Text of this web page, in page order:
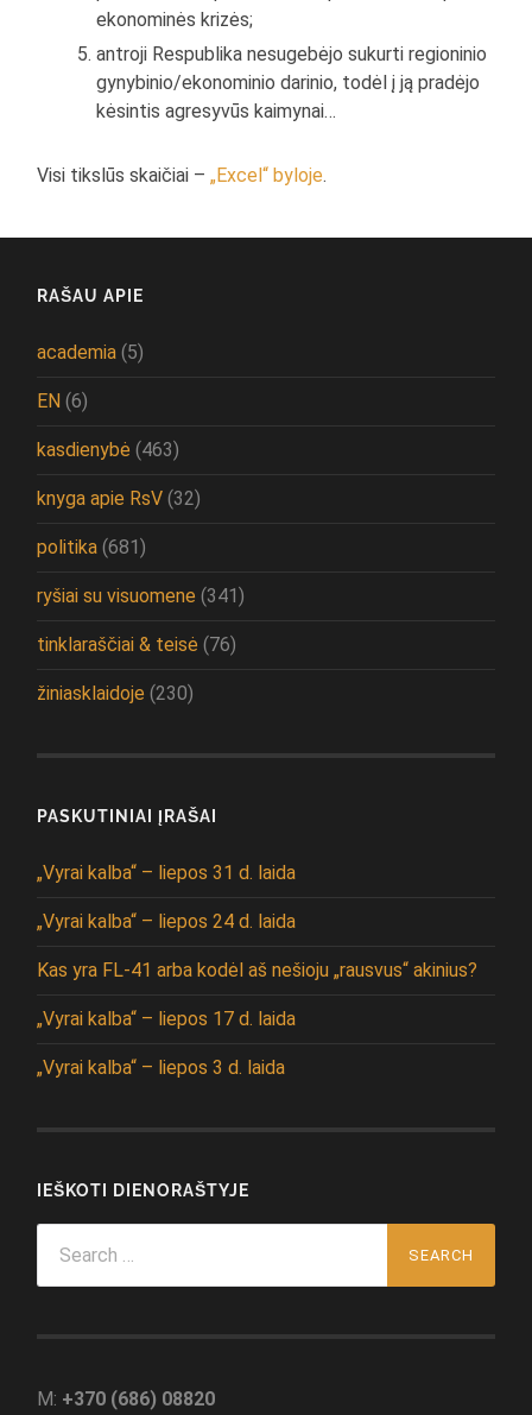
ekonominės krizės;
antroji Respublika nesugebėjo sukurti regioninio
gynybinio/ekonominio darinio, todėl į ją pradėjo
kėsintis agresyvūs kaimynai…
Visi tikslūs skaičiai –„Excel“ byloje.
RAŠAU APIE
academia (5)
EN (6)
kasdienybė (463)
knyga apie RsV (32)
politika (681)
ryšiai su visuomene (341)
tinklaraščiai & teisė (76)
žiniasklaidoje (230)
PASKUTINIAI ĮRAŠAI
„Vyrai kalba“ – liepos 31 d. laida
„Vyrai kalba“ – liepos 24 d. laida
Kas yra FL-41 arba kodėl aš nešioju „rausvus“ akinius?
„Vyrai kalba“ – liepos 17 d. laida
„Vyrai kalba“ – liepos 3 d. laida
IEŠKOTI DIENORAŠTYJE
for:
M: +370 (686) 08820